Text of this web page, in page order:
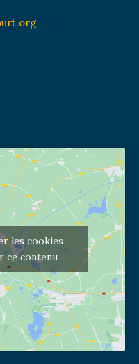
les cookies
ce contenu